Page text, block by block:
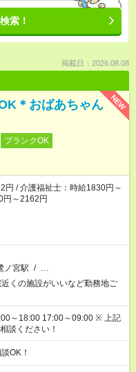
索！
掲載日：2026.08.08
NEW
＊おばあちゃん
ブランクOK
/ 介護福祉士：時給1830円～
円～2162円
ノ宮駅 / …
くの施設がいいなど勤務地ご
18:00 17:00～09:00 ※ 上記
談ください！
OK！